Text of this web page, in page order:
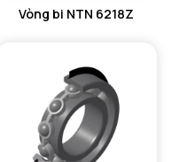
Vòng bi NTN 6218Z